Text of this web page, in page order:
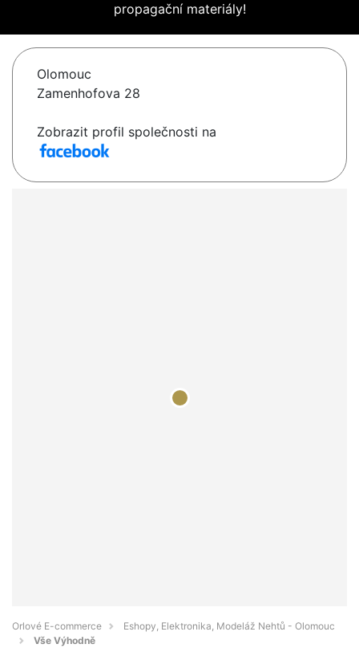
propagační materiály!
Olomouc
Zamenhofova 28
Zobrazit profil společnosti na
Orlové E-commerce
Eshopy, Elektronika, Modeláž Nehtů - Olomouc
Vše Výhodně